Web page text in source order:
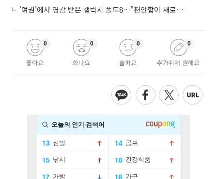
'여권'에서 영감 받은 갤럭시 폴드8…"편안함이 새로운 디자인 경쟁력"
좋아요
0
화나요
0
슬퍼요
0
추가취재 원해요
0